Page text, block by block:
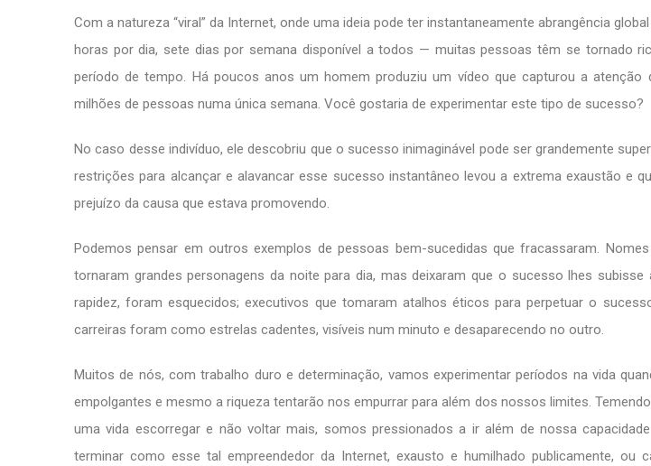
Com a natureza “viral” da Internet, onde uma ideia pode ter instantaneamente abrangência
horas por dia, sete dias por semana disponível a todos — muitas pessoas têm se tornado
período de tempo. Há poucos anos um homem produziu um vídeo que capturou a atenção
milhões de pessoas numa única semana. Você gostaria de experimentar este tipo de sucesso?
No caso desse indivíduo, ele descobriu que o sucesso inimaginável pode ser grandemente
restrições para alcançar e alavancar esse sucesso instantâneo levou a extrema exaustão e
prejuízo da causa que estava promovendo.
Podemos pensar em outros exemplos de pessoas bem-sucedidas que fracassaram.
tornaram grandes personagens da noite para dia, mas deixaram que o sucesso lhes
rapidez, foram esquecidos; executivos que tomaram atalhos éticos para perpetuar o
carreiras foram como estrelas cadentes, visíveis num minuto e desaparecendo no outro.
Muitos de nós, com trabalho duro e determinação, vamos experimentar períodos na vida
empolgantes e mesmo a riqueza tentarão nos empurrar para além dos nossos limites.
uma vida escorregar e não voltar mais, somos pressionados a ir além de nossa
terminar como esse tal empreendedor da Internet, exausto e humilhado publicamente, ou